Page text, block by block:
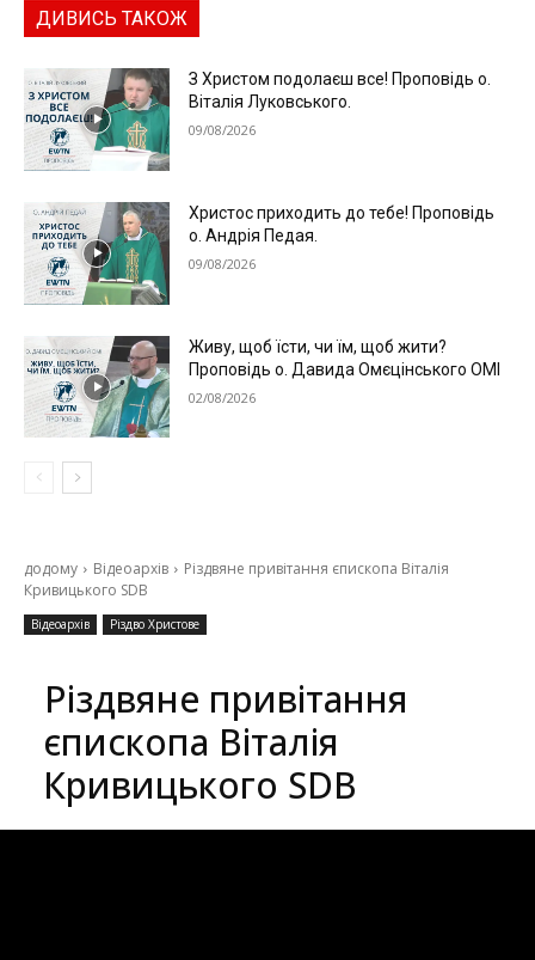
ДИВИСЬ ТАКОЖ
З Христом подолаєш все! Проповідь о.
Віталія Луковського.
09/08/2026
Христос приходить до тебе! Проповідь
о. Андрія Педая.
09/08/2026
Живу, щоб їсти, чи їм, щоб жити?
Проповідь о. Давида Омєцінського ОМІ
02/08/2026